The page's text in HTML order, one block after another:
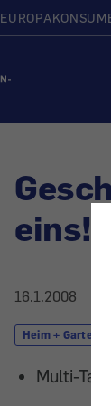
eins!
16.1.2008
Heim + Garten
Multi-